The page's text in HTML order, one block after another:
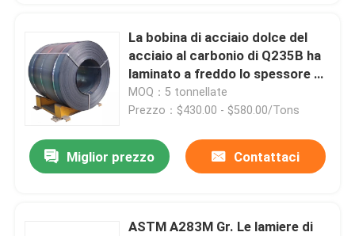
La bobina di acciaio dolce del
acciaio al carbonio di Q235B ha
laminato a freddo lo spessore di
4mm - di 0,12
MOQ：5 tonnellate
Prezzo：$430.00 - $580.00/Tons
Miglior prezzo Contattaci
ASTM A283M Gr. Le lamiere di